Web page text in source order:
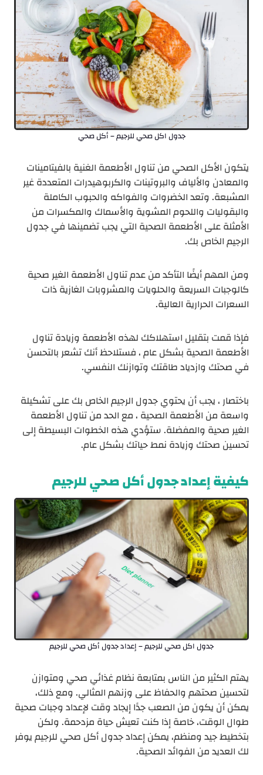
جدول اكل صحي للرجيم – أكل صحي
يتكون الأكل الصحي من تناول الأطعمة الغنية بالفيتامينات
والمعادن والألياف والبروتينات والكربوهيدرات المتعددة غير
المشبعة. وتعد الخضروات والفواكه والحبوب الكاملة
والبقوليات واللحوم المشوية والأسماك والمكسرات من
الأمثلة على الأطعمة الصحية التي يجب تضمينها في جدول
الرجيم الخاص بك.
ومن المهم أيضًا التأكد من عدم تناول الأطعمة الغير صحية
كالوجبات السريعة والحلويات والمشروبات الغازية ذات
السعرات الحرارية العالية.
فإذا قمت بتقليل استهلاكك لهذه الأطعمة وزيادة تناول
الأطعمة الصحية بشكل عام ، فستلاحظ أنك تشعر بالتحسن
في صحتك وازدياد طاقتك وتوازنك النفسي.
باختصار ، يجب أن يحتوي جدول الرجيم الخاص بك على تشكيلة
واسعة من الأطعمة الصحية ، مع الحد من تناول الأطعمة
الغير صحية والمفضلة. ستؤدي هذه الخطوات البسيطة إلى
تحسين صحتك وزيادة نمط حياتك بشكل عام.
كيفية إعداد جدول أكل صحي للرجيم
جدول اكل صحي للرجيم – إعداد جدول أكل صحي للرجيم
يهتم الكثير من الناس بمتابعة نظام غذائي صحي ومتوازن
لتحسين صحتهم والحفاظ على وزنهم المثالي. ومع ذلك،
يمكن أن يكون من الصعب جدًا إيجاد وقت لإعداد وجبات صحية
طوال الوقت، خاصة إذا كنت تعيش حياة مزدحمة. ولكن
بتخطيط جيد ومنظم، يمكن إعداد جدول أكل صحي للرجيم يوفر
لك العديد من الفوائد الصحية.